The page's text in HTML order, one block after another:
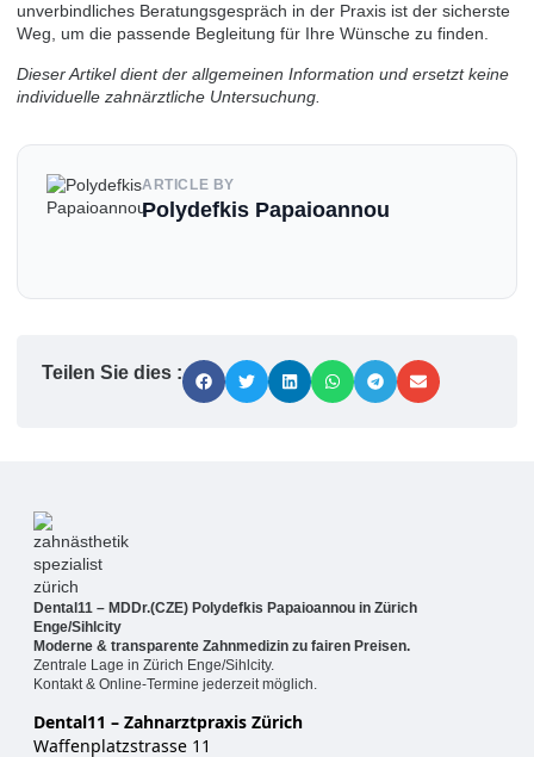
unverbindliches Beratungsgespräch in der Praxis ist der sicherste
Weg, um die passende Begleitung für Ihre Wünsche zu finden.
Dieser Artikel dient der allgemeinen Information und ersetzt keine
individuelle zahnärztliche Untersuchung.
ARTICLE BY
Polydefkis Papaioannou
Teilen Sie dies :
Dental11 – MDDr.(CZE) Polydefkis Papaioannou in Zürich
Enge/Sihlcity
Moderne & transparente Zahnmedizin zu fairen Preisen.
Zentrale Lage in Zürich Enge/Sihlcity.
Kontakt & Online-Termine jederzeit möglich.
Dental11 – Zahnarztpraxis Zürich
Waffenplatzstrasse 11